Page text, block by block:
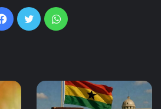
Facebook
TwitterWhatsApp